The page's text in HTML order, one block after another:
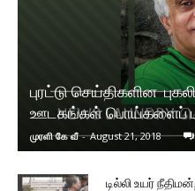
புரட்டு செய்திகளின
ஊடகங்கள் பொய்களைப்
முரளி கே வீ - August 21, 2018
டில்லி உயர்